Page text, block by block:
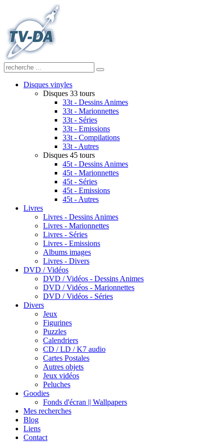
Disques vinyles
Disques 33 tours
33t - Dessins Animes
33t - Marionnettes
33t - Séries
33t - Emissions
33t - Compilations
33t - Autres
Disques 45 tours
45t - Dessins Animes
45t - Marionnettes
45t - Séries
45t - Emissions
45t - Autres
Livres
Livres - Dessins Animes
Livres - Marionnettes
Livres - Séries
Livres - Emissions
Albums images
Livres - Divers
DVD / Vidéos
DVD / Vidéos - Dessins Animes
DVD / Vidéos - Marionnettes
DVD / Vidéos - Séries
Divers
Jeux
Figurines
Puzzles
Calendriers
CD / LD / K7 audio
Cartes Postales
Autres objets
Jeux vidéos
Peluches
Goodies
Fonds d'écran || Wallpapers
Mes recherches
Blog
Liens
Contact